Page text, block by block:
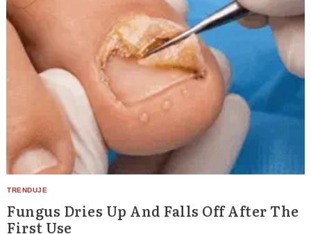
Fungus Dries Up And Falls Off After The
First Use